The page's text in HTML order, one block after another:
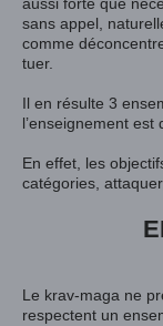
sans appel,
comme
tuer.
Il en résulte 3
l’enseignement est
En effet, les
catégories,
Le krav-maga ne
respectent un